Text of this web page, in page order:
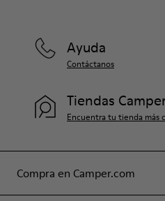
Compra en Camper.com
Ayuda
Contáctanos
Tiendas
Encuentra tu tienda más